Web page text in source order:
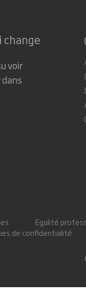
change
voir
Egalité
de confidentialité